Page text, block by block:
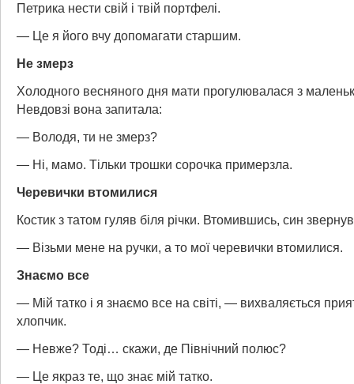
Петрика нести свій і твій портфелі.
— Це я його вчу допомагати старшим.
Не змерз
Холодного весняного дня мати прогулювалася з
Невдовзі вона запитала:
— Володя, ти не змерз?
— Ні, мамо. Тільки трошки сорочка примерзла.
Черевички втомилися
Костик з татом гуляв біля річки. Втомившись, син
— Візьми мене на ручки, а то мої черевички втомилися.
Знаємо все
— Мій татко і я знаємо все на світі, — вихваляється
хлопчик.
— Невже? Тоді… скажи, де Північний полюс?
— Це якраз те, що знає мій татко.